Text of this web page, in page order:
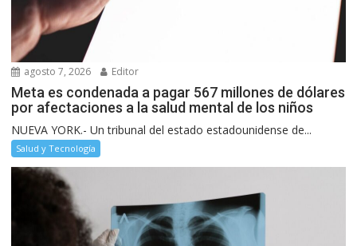
agosto 7, 2026 Editor
Meta es condenada a pagar 567 millones de dólares
por afectaciones a la salud mental de los niños
NUEVA YORK.- Un tribunal del estado estadounidense de...
Salud y Tecnología